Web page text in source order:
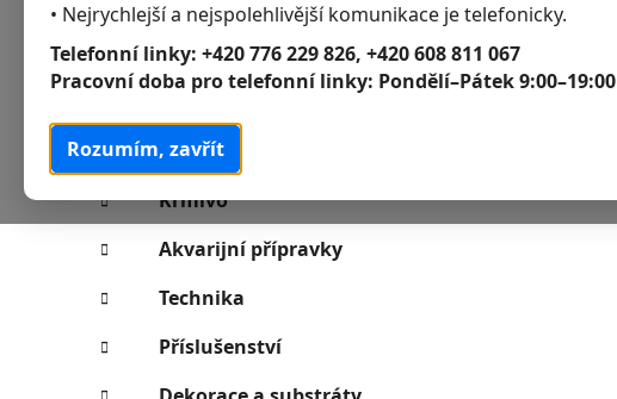
• Nejrychlejší a nejspolehlivější komunikace je telefonicky.
Telefonní linky: +420 776 229 826, +420 608 811 067
Pracovní doba pro telefonní linky: Pondělí–Pátek 9:00–19:00
Rozumím, zavřít
P
o
s
t
r
a
n
n
í
p
a
kategorie
K
a
t
e
g
o
r
i
e
Akvaristika
Akvarijní rostliny
Krmivo
Akvarijní přípravky
Technika
Příslušenství